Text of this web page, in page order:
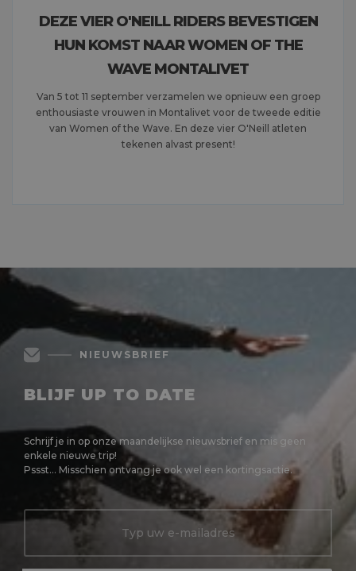
DEZE VIER O'NEILL RIDERS BEVESTIGEN
HUN KOMST NAAR WOMEN OF THE
WAVE MONTALIVET
Van 5 tot 11 september verzamelen we opnieuw een groep
enthousiaste vrouwen in Montalivet voor de tweede editie
van Women of the Wave. En deze vier O'Neill atleten
tekenen alvast present!
NIEUWSBRIEF
BLIJF UP TO DATE
Schrijf je in op onze maandelijkse nieuwsbrief en mis geen
enkele nieuwe trip!
Pssst... Misschien ontvang je ook wel een kortingsactie.